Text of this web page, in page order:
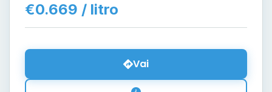
€0.669 / litro
Vai